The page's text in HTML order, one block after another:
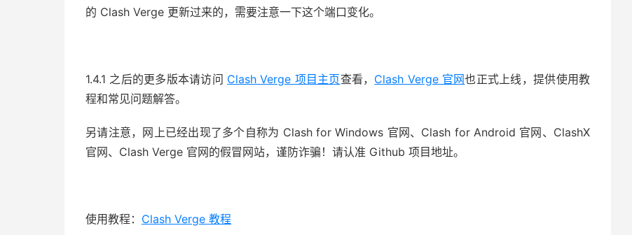
的 Clash Verge 更新过来的，需要注意一下这个端口变化。
1.4.1 之后的更多版本请访问 Clash Verge 项目主页查看， Clash Verge 官网也正式上线，提供使用教
程和常见问题解答。
另请注意，网上已经出现了多个自称为 Clash for Windows 官网、Clash for Android 官网、ClashX
官网、Clash Verge 官网的假冒网站，谨防诈骗！请认准 Github 项目地址。
使用教程： Clash Verge 教程